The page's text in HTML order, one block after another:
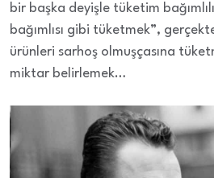
bir başka deyişle tüketim
bağımlısı gibi tüketmek”,
ürünleri sarhoş olmuşçasına
miktar belirlemek…